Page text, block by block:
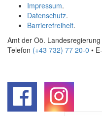
Impressum.
Datenschutz.
Barrierefreiheit.
Amt der Oö.
Telefon (+43 732) 77 20-0 •